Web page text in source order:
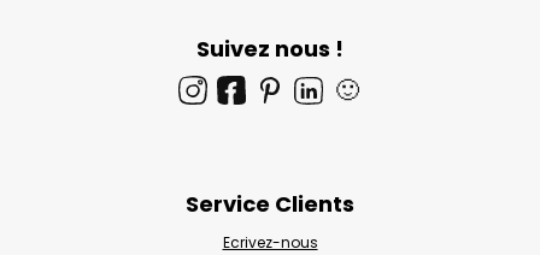
Suivez nous !
🙂
Service Clients
Ecrivez-nous